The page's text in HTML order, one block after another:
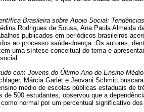
Brasileira sobre Apoio Social:
Rodrigues de Sousa, Ana Paula Almeida
publicados em periódicos brasileiros
ao processo saúde-doença. Os autores,
uma síntese conceitual do tema e
com Jovens do Último Ano do Ensino Médio
Márcia Garlet e Jeovani Schmitt
médio de escolas públicas estaduais de
de 500 estudantes, observou que a
normal por um percentual significativo